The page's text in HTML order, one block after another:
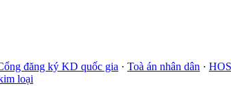
đăng ký KD quốc gia · Toà án nhân dân ·
loại